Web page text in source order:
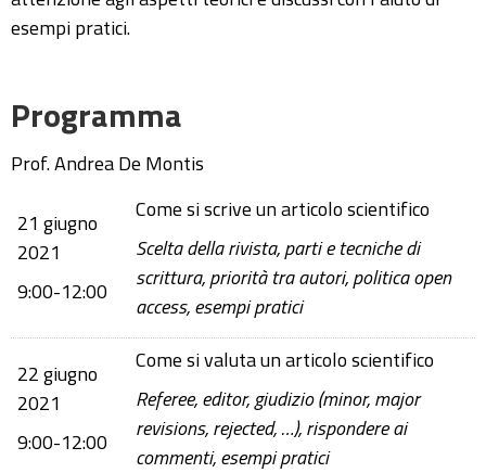
esempi pratici.
Programma
Prof. Andrea De Montis
21 giugno
2021
9:00-12:00
Come si scrive un articolo scientifico
Scelta della rivista, parti e tecniche di
scrittura, priorità tra autori, politica open
access, esempi pratici
22 giugno
2021
9:00-12:00
Come si valuta un articolo scientifico
Referee, editor, giudizio (minor, major
revisions, rejected, …), rispondere ai
commenti, esempi pratici